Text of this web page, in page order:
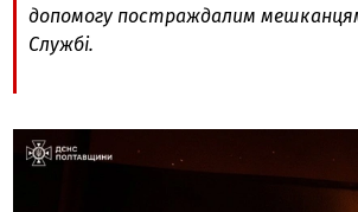
допомогу постраждалим
Службі.